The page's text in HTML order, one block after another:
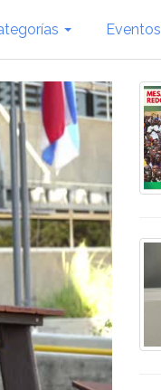
Eventos